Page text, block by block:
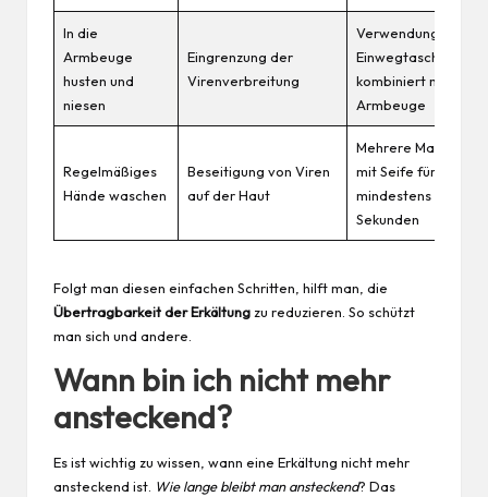
In die
Armbeuge
husten und
niesen
Eingrenzung der
Virenverbreitung
Verwendung von
kombiniert mit
Armbeuge
Regelmäßiges
Hände waschen
Beseitigung von Viren
auf der Haut
Mehrere Male
mit Seife für
mindestens 20
Sekunden
Folgt man diesen einfachen Schritten, hilft man, die
Übertragbarkeit der Erkältung zu reduzieren. So schützt
man sich und andere.
Wann bin ich nicht mehr
ansteckend?
Es ist wichtig zu wissen , wann eine Erkältung nicht mehr
ansteckend ist. Wie lange bleibt man ansteckend? Das